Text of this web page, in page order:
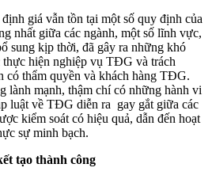
giá vẫn tồn tại một số quy định của
nhất giữa các ngành, một số lĩnh vực,
sung kịp thời, đã gây ra những khó
hiện nghiệp vụ TĐG và trách
có thẩm quyền và khách hàng TĐG.
lành mạnh, thậm chí có những hành vi
luật về TĐG diễn ra gay gắt giữa các
kiểm soát có hiệu quả, dẫn đến hoạt
sự minh bạch.
tạo thành công